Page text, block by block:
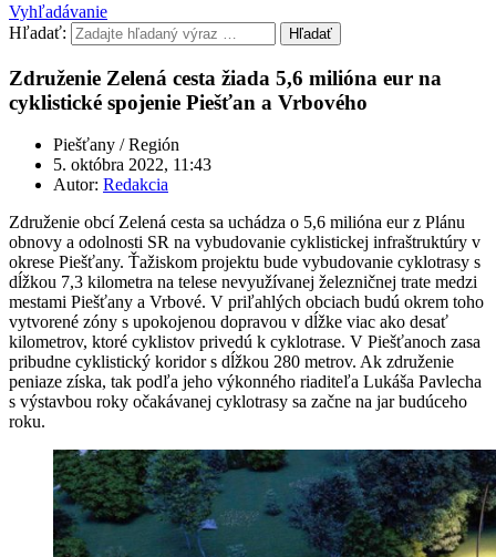
Vyhľadávanie
Hľadať:
Hľadať
Združenie Zelená cesta žiada 5,6 milióna eur na
cyklistické spojenie Piešťan a Vrbového
Piešťany / Región
5. októbra 2022, 11:43
Autor: Redakcia
Združenie obcí Zelená cesta sa uchádza o 5,6 milióna eur z Plánu
obnovy a odolnosti SR na vybudovanie cyklistickej infraštruktúry v
okrese Piešťany. Ťažiskom projektu bude vybudovanie cyklotrasy s
dĺžkou 7,3 kilometra na telese nevyužívanej železničnej trate medzi
mestami Piešťany a Vrbové. V priľahlých obciach budú okrem toho
vytvorené zóny s upokojenou dopravou v dĺžke viac ako desať
kilometrov, ktoré cyklistov privedú k cyklotrase. V Piešťanoch zasa
pribudne cyklistický koridor s dĺžkou 280 metrov. Ak združenie
peniaze získa, tak podľa jeho výkonného riaditeľa Lukáša Pavlecha
s výstavbou roky očakávanej cyklotrasy sa začne na jar budúceho
roku.